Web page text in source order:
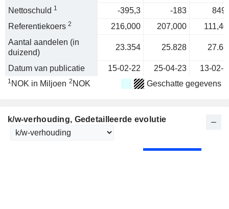
Nettoschuld 1 -395,3 -183
Referentiekoers 2 216,000 207,000
Aantal aandelen (in
duizend)
23.354 25.828
Datum van publicatie 15-02-22 25-04-23 13-02-
1 NOK in Miljoen 2 NOK Geschatte gegevens
k/w-verhouding, Gedetailleerde evolutie